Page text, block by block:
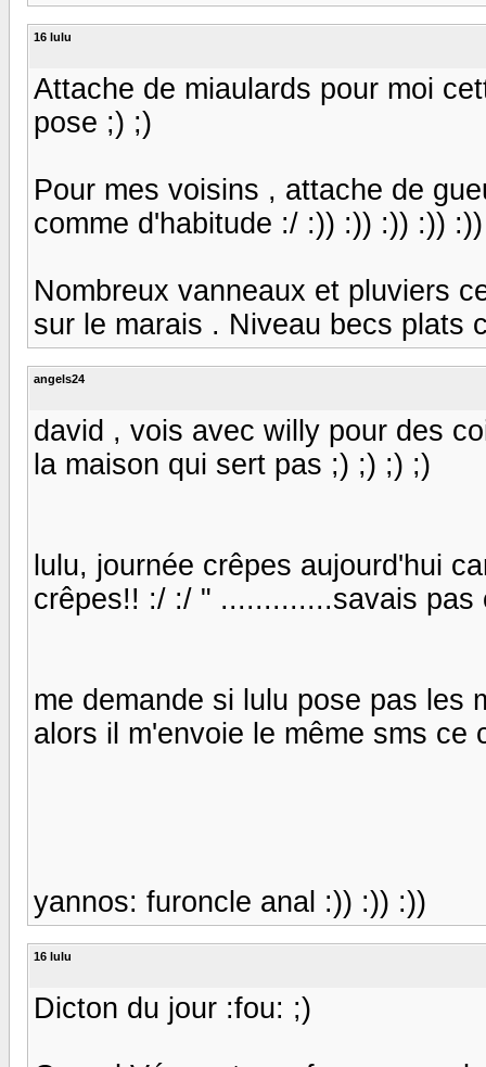
16 lulu
Attache de miaulards pour moi
pose ;) ;)
Pour mes voisins , attache de
comme d'habitude :/ :)) :)) :)) :)) :))
Nombreux vanneaux et pluviers
sur le marais . Niveau becs plats
angels24
david , vois avec willy pour des
la maison qui sert pas ;) ;) ;) ;)
lulu, journée crêpes aujourd'hui
crêpes!! :/ :/ " .............savais pas
me demande si lulu pose pas les
alors il m'envoie le même sms ce
yannos: furoncle anal :)) :)) :))
16 lulu
Dicton du jour :fou: ;)